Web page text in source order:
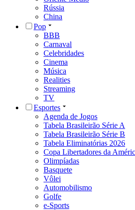
Rússia
China
Pop
BBB
Carnaval
Celebridades
Cinema
Música
Realities
Streaming
TV
Esportes
Agenda de Jogos
Tabela Brasileirão Série A
Tabela Brasileirão Série B
Tabela Eliminatórias 2026
Copa Libertadores da
Olimpíadas
Basquete
Vôlei
Automobilismo
Golfe
e-Sports